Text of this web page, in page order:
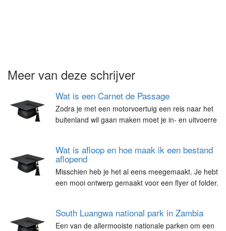
Meer van deze schrijver
Wat is een Carnet de Passage
Zodra je met een motorvoertuig een reis naar het
buitenland wil gaan maken moet je in- en uitvoerre
Wat is afloop en hoe maak ik een bestand
aflopend
Misschien heb je het al eens meegemaakt. Je hebt
een mooi ontwerp gemaakt voor een flyer of folder.
South Luangwa national park in Zambia
Een van de allermooiste nationale parken om een